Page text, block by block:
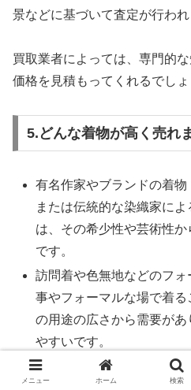
景などに基づいて査定が行われ
買取業者によっては、専門的
価格を見積もってくれるでしょ
5.どんな着物が高く売れ
有名作家やブランドの着物
または伝統的な染織家に
は、その希少性や芸術性
です。
訪問着や色無地などのフ
事やフォーマルな場で着
の用途の広さから需要があ
やすいです。
アンティーク着物：昭和
メニュー ホーム 検索